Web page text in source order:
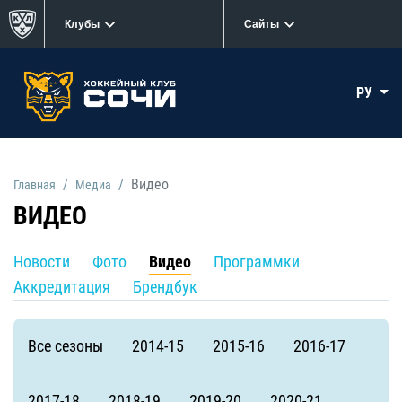
Клубы Сайты
РУ
Главная Медиа Видео
ВИДЕО
Новости Фото Видео
Программки
Аккредитация
Брендбук
Все сезоны 2014-15 2015-16 2016-17